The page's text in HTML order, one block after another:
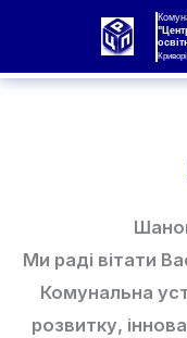
вмісту
Ми раді вітати
Комунальна
розвитку,